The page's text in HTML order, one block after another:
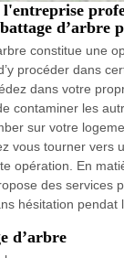
l'entreprise
d’arbre
constitue une
procéder dans
dans votre
contaminer les
sur votre
vous tourner vers
opération. En
des services
hésitation pendat
d’arbre